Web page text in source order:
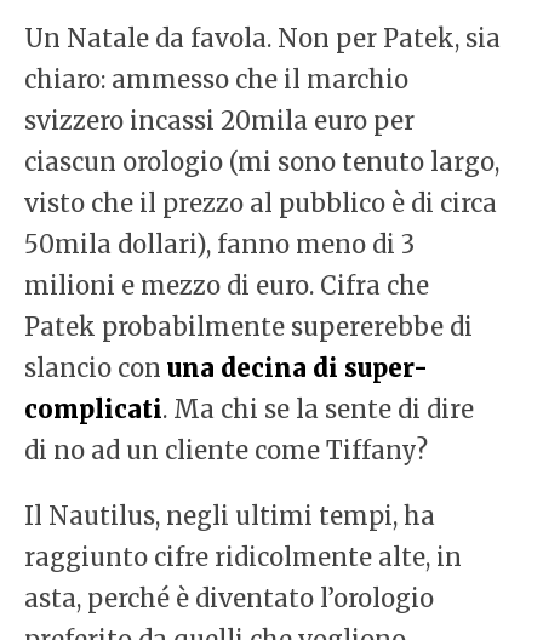
Un Natale da favola. Non per Patek, sia
chiaro: ammesso che il marchio
svizzero incassi 20mila euro per
ciascun orologio (mi sono tenuto largo,
visto che il prezzo al pubblico è di circa
50mila dollari), fanno meno di 3
milioni e mezzo di euro. Cifra che
Patek probabilmente supererebbe di
slancio con una decina di super-
complicati. Ma chi se la sente di dire
di no ad un cliente come Tiffany?
Il Nautilus, negli ultimi tempi, ha
raggiunto cifre ridicolmente alte, in
asta, perché è diventato l’orologio